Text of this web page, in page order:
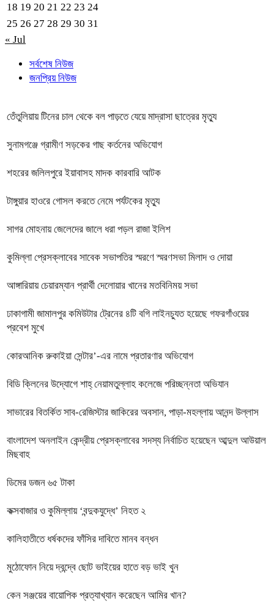
18 19 20 21 22 23 24
25 26 27 28 29 30 31
« Jul
সর্বশেষ নিউজ
জনপ্রিয় নিউজ
তেঁতুলিয়ায় টিনের চাল থেকে বল পাড়তে যেয়ে মাদ্রাসা ছাত্রের মৃত্যু
সুনামগঞ্জে গ্রামীণ সড়কের গাছ কর্তনের অভিযোগ
শহরের জলিলপুরে ইয়াবাসহ মাদক কারবারি আটক
টাঙ্গুয়ার হাওরে গোসল করতে নেমে পর্যটকের মৃত্যু
সাগর মোহনায় জেলেদের জালে ধরা পড়ল রাজা ইলিশ
কুমিল্লা প্রেসক্লাবের সাবেক সভাপতির স্মরণে স্মরণসভা মিলাদ ও দোয়া
আঙ্গারিয়ায় চেয়ারম্যান প্রার্থী দেলোয়ার খানের মতবিনিময় সভা
ঢাকাগামী জামালপুর কমিউটার ট্রেনের ৪টি বগি লাইনচ্যুত হয়েছে গফরগাঁওয়ের
প্রবেশ মুখে
কোরআনিক রুকাইয়া সেন্টার’-এর নামে প্রতারণার অভিযোগ
বিডি ক্লিনের উদ্যোগে শাহ্ নেয়ামতুল্লাহ কলেজে পরিচ্ছন্নতা অভিযান
সাভারের বিতর্কিত সাব-রেজিস্টার জাকিরের অবসান, পাড়া-মহল্লায় আনন্দ উল্লাস
বাংলাদেশ অনলাইন কেন্দ্রীয় প্রেসক্লাবের সদস্য নির্বাচিত হয়েছেন আব্দুল আউয়াল
মিছবাহ
ডিমের ডজন ৬৫ টাকা
কক্সবাজার ও কুমিল্লায় ‘বন্দুকযুদ্ধে’ নিহত ২
কালিহাতীতে ধর্ষকদের ফাঁসির দাবিতে মানব বন্ধন
মুঠোফোন নিয়ে দ্বন্দ্বে ছোট ভাইয়ের হাতে বড় ভাই খুন
কেন সঞ্জয়ের বায়োপিক প্রত্যাখ্যান করেছেন আমির খান?